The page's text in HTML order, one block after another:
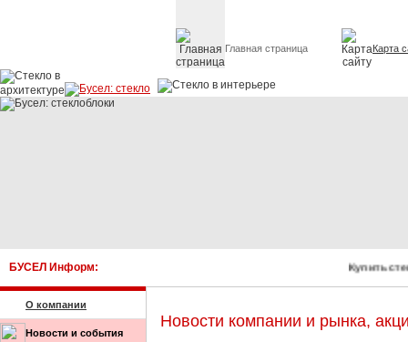
Главная страница Карта
БУСЕЛ Информ: Купить
О компании
Новости и события
Новости компании и рынка,